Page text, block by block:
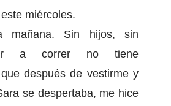
miércoles.
mañana. Sin hijos, sin
a correr no tiene
después de vestirme y
se despertaba, me hice